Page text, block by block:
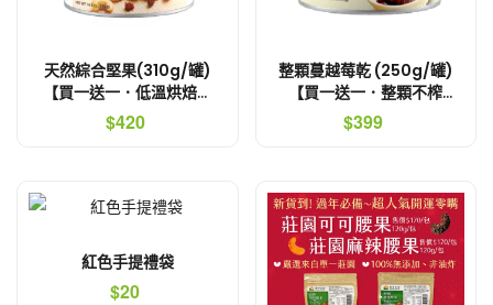
天然綜合堅果(310g/罐)
【買一送一．低溫烘焙非
油炸．不會口乾舌燥】
$420
整顆蔓越莓乾 (250g/罐)
【買一送一．整顆不榨
汁．非切片】
$399
紅色手提禮袋
$20